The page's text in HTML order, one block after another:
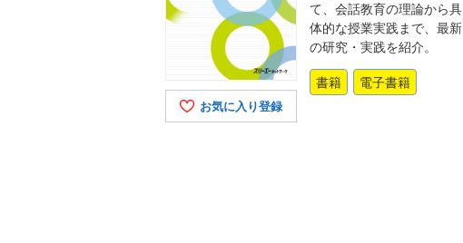
お気に入り登録
て、会話教育の理論から具
体的な授業実践まで、最新
の研究・実践を紹介。
書籍 電子書籍